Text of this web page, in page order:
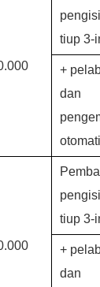
tiup 3-
+
dan
tiup 3-
+
dan